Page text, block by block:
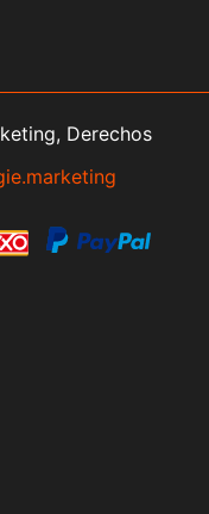
Derechos